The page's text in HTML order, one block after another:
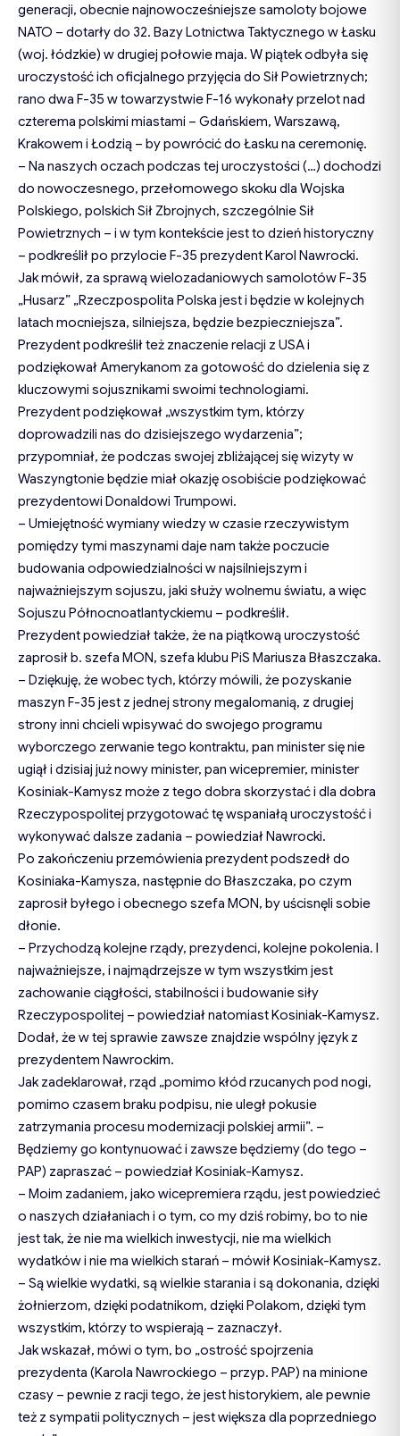
generacji, obecnie najnowocześniejsze samoloty bojowe
NATO – dotarły do 32. Bazy Lotnictwa Taktycznego w Łasku
(woj. łódzkie) w drugiej połowie maja. W piątek odbyła się
uroczystość ich oficjalnego przyjęcia do Sił Powietrznych;
rano dwa F-35 w towarzystwie F-16 wykonały przelot nad
czterema polskimi miastami – Gdańskiem, Warszawą,
Krakowem i Łodzią – by powrócić do Łasku na ceremonię.
– Na naszych oczach podczas tej uroczystości (…) dochodzi
do nowoczesnego, przełomowego skoku dla Wojska
Polskiego, polskich Sił Zbrojnych, szczególnie Sił
Powietrznych – i w tym kontekście jest to dzień historyczny
– podkreślił po przylocie F-35 prezydent Karol Nawrocki.
Jak mówił, za sprawą wielozadaniowych samolotów F-35
„Husarz” „Rzeczpospolita Polska jest i będzie w kolejnych
latach mocniejsza, silniejsza, będzie bezpieczniejsza”.
Prezydent podkreślił też znaczenie relacji z USA i
podziękował Amerykanom za gotowość do dzielenia się z
kluczowymi sojusznikami swoimi technologiami.
Prezydent podziękował „wszystkim tym, którzy
doprowadzili nas do dzisiejszego wydarzenia”;
przypomniał, że podczas swojej zbliżającej się wizyty w
Waszyngtonie będzie miał okazję osobiście podziękować
prezydentowi Donaldowi Trumpowi.
– Umiejętność wymiany wiedzy w czasie rzeczywistym
pomiędzy tymi maszynami daje nam także poczucie
budowania odpowiedzialności w najsilniejszym i
najważniejszym sojuszu, jaki służy wolnemu światu, a więc
Sojuszu Północnoatlantyckiemu – podkreślił.
Prezydent powiedział także, że na piątkową uroczystość
zaprosił b. szefa MON, szefa klubu PiS Mariusza Błaszczaka.
– Dziękuję, że wobec tych, którzy mówili, że pozyskanie
maszyn F-35 jest z jednej strony megalomanią, z drugiej
strony inni chcieli wpisywać do swojego programu
wyborczego zerwanie tego kontraktu, pan minister się nie
ugiął i dzisiaj już nowy minister, pan wicepremier, minister
Kosiniak-Kamysz może z tego dobra skorzystać i dla dobra
Rzeczypospolitej przygotować tę wspaniałą uroczystość i
wykonywać dalsze zadania – powiedział Nawrocki.
Po zakończeniu przemówienia prezydent podszedł do
Kosiniaka-Kamysza, następnie do Błaszczaka, po czym
zaprosił byłego i obecnego szefa MON, by uścisnęli sobie
dłonie.
– Przychodzą kolejne rządy, prezydenci, kolejne pokolenia. I
najważniejsze, i najmądrzejsze w tym wszystkim jest
zachowanie ciągłości, stabilności i budowanie siły
Rzeczypospolitej – powiedział natomiast Kosiniak-Kamysz.
Dodał, że w tej sprawie zawsze znajdzie wspólny język z
prezydentem Nawrockim.
Jak zadeklarował, rząd „pomimo kłód rzucanych pod nogi,
pomimo czasem braku podpisu, nie uległ pokusie
zatrzymania procesu modernizacji polskiej armii”. –
Będziemy go kontynuować i zawsze będziemy (do tego –
PAP) zapraszać – powiedział Kosiniak-Kamysz.
– Moim zadaniem, jako wicepremiera rządu, jest powiedzieć
o naszych działaniach i o tym, co my dziś robimy, bo to nie
jest tak, że nie ma wielkich inwestycji, nie ma wielkich
wydatków i nie ma wielkich starań – mówił Kosiniak-Kamysz.
– Są wielkie wydatki, są wielkie starania i są dokonania, dzięki
żołnierzom, dzięki podatnikom, dzięki Polakom, dzięki tym
wszystkim, którzy to wspierają – zaznaczył.
Jak wskazał, mówi o tym, bo „ostrość spojrzenia
prezydenta (Karola Nawrockiego – przyp. PAP) na minione
czasy – pewnie z racji tego, że jest historykiem, ale pewnie
też z sympatii politycznych – jest większa dla poprzedniego